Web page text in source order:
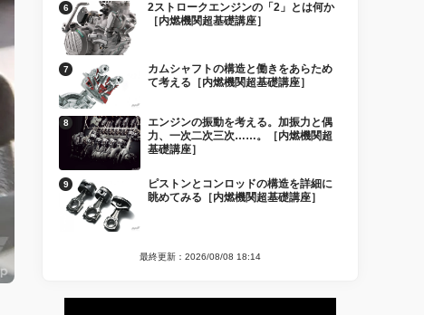
2ストロークエンジンの「2」とは何か
［内燃機関超基礎講座］
カムシャフトの構造と働きをあらため
て考える［内燃機関超基礎講座］
エンジンの振動を考える。加振力と偶
力、一次二次三次……。［内燃機関超
基礎講座］
ピストンとコンロッドの構造を詳細に
眺めてみる［内燃機関超基礎講座］
最終更新：2026/08/08 18:14